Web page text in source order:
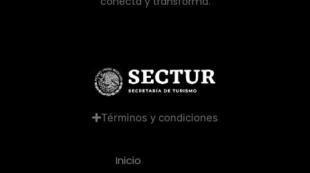
Términos y condiciones
Inicio